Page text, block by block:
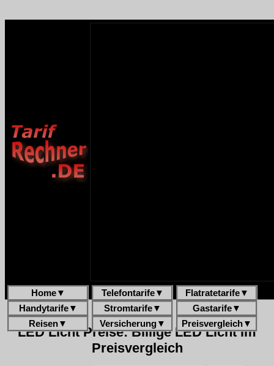
Home▼ Telefontarife▼ Flatratetarife▼
Handytarife▼ Stromtarife▼ Gastarife▼
Reisen▼ Versicherung▼ Preisvergleich▼
LED Licht Preise: Billige LED Licht im
Preisvergleich